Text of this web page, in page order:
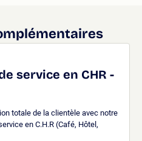
service en CHR -
totale de la clientèle avec notre
en C.H.R (Café, Hôtel,